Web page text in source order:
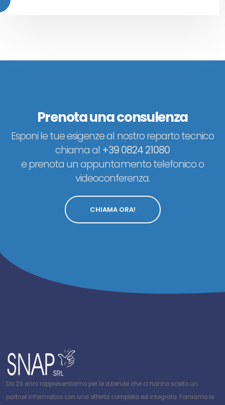
Prenota una consulenza
Esponi le tue esigenze al nostro reparto tecnico
chiama al +39 0824 21080
e prenota un appuntamento telefonico o
videoconferenza.
CHIAMA ORA!
Da 29 anni rappresentiamo per le aziende che ci hanno scelto un
partner informatico con una offerta completa ed integrata. Forniamo le